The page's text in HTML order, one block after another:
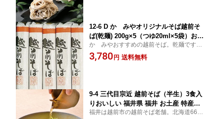
12-6 D かゞみやオリジナルそば越前そ
ば(乾麺) 200g×5（つゆ20ml×5袋）おい
しい 福井県 福井 お土産 特産物贈り物
中元 お中元 贈答
かゞみやおすすめの越前そば。乾麺ですか
ら日持ちします。つゆ付です。北海道660
円・沖縄・離島1210円加算
3,780 円 送料無料
9-4 三代目宗近 越前そば（半生）3食入
りおいしい 福井県 福井 お土産 特産物
贈り物 中元 お中元 贈答
福井は越前市の越前そば老舗。北海道660